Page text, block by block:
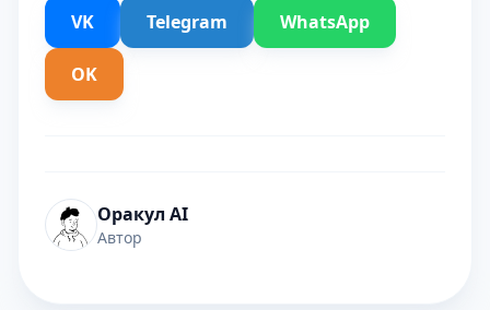
VK Telegram WhatsApp
OK
Оракул AI
Автор